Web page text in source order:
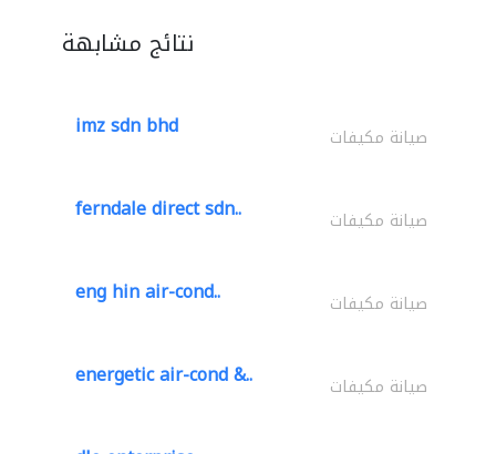
نتائج مشابهة
imz sdn bhd صيانة مكيفات
ferndale direct sdn.. صيانة مكيفات
eng hin air-cond.. صيانة مكيفات
energetic air-cond &.. صيانة مكيفات